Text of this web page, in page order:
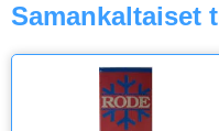
Samankaltaiset